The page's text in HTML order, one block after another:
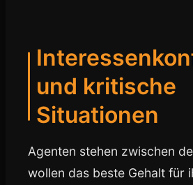
und kritische
Situationen
Agenten stehen zwischen
wollen das beste Gehalt für